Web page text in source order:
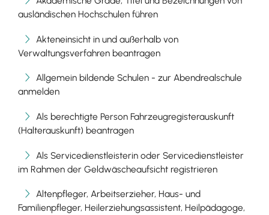
ausländischen Hochschulen führen
Akteneinsicht in und außerhalb von
Verwaltungsverfahren beantragen
Allgemein bildende Schulen - zur Abendrealschule
anmelden
Als berechtigte Person Fahrzeugregisterauskunft
(Halterauskunft) beantragen
Als Servicedienstleisterin oder Servicedienstleister
im Rahmen der Geldwäscheaufsicht registrieren
Altenpfleger, Arbeitserzieher, Haus- und
Familienpfleger, Heilerziehungsassistent, Heilpädagoge,